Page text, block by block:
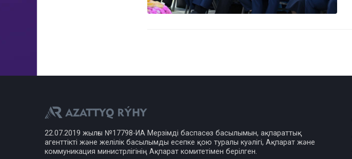
22.07.2019 жылғы №17798-ИА Мерзімді баспасөз басылымын, ақпараттық
агенттікті және желілік басылымды есепке қою туралы куәлігі, Ақпарат және
коммуникация министрлігінің Ақпарат комитетімен берілген.